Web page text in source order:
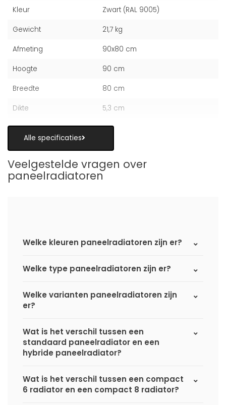
Kleur Zwart (RAL 9005)
Gewicht 21,7 kg
Afmeting 90x80 cm
Hoogte 90 cm
Breedte 80 cm
Dikte 5,3 cm
Alle specificaties
Veelgestelde vragen over
paneelradiatoren
Welke kleuren paneelradiatoren zijn er?
Welke type paneelradiatoren zijn er?
Welke varianten paneelradiatoren zijn
er?
Wat is het verschil tussen een
standaard paneelradiator en een
hybride paneelradiator?
Wat is het verschil tussen een compact
6 radiator en een compact 8 radiator?